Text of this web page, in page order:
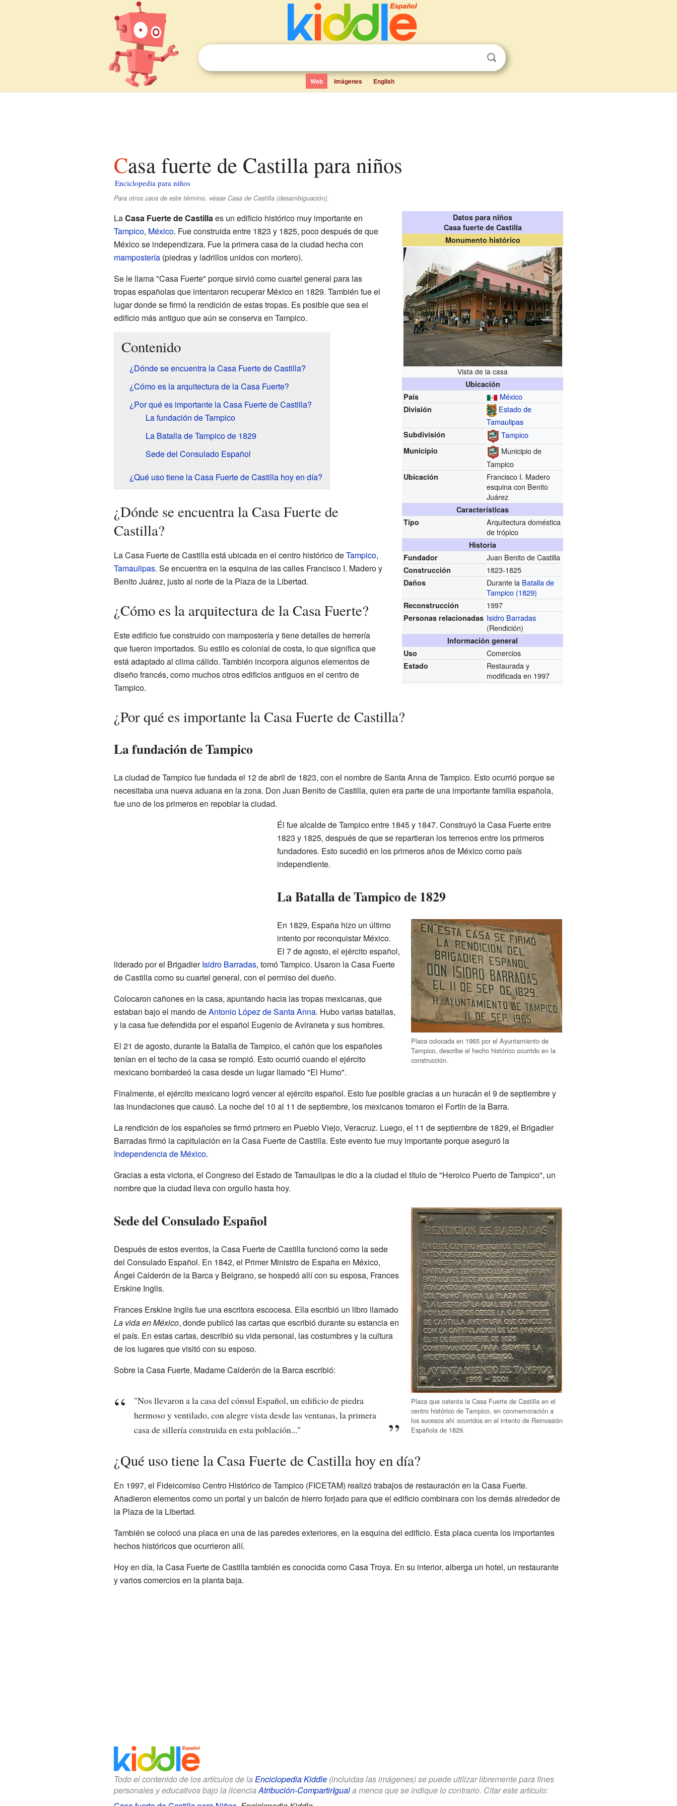
Web Imágenes English
Casa fuerte de Castilla para niños
Enciclopedia para niños
Para otros usos de este término, véase Casa de Castilla (desambiguación).
Datos para niños
Casa fuerte de Castilla
Monumento histórico
Vista de la casa
Ubicación
País
México
División
Estado de
Tamaulipas
Subdivisión Tampico
Municipio
Municipio de
Tampico
Ubicación
Francisco I. Madero
esquina con Benito
Juárez
Características
Tipo
Arquitectura doméstica
de trópico
Historia
Fundador
Juan Benito de Castilla
Construcción 1823-1825
Daños Durante la Batalla de
Tampico (1829)
Reconstrucción 1997
Personas relacionadas Isidro Barradas
(Rendición)
Información general
Uso
Comercios
Estado
Restaurada y
modificada en 1997
LaCasa Fuerte de Castillaes un edificio histórico muy importante en
Tampico, México. Fue construida entre 1823 y 1825, poco después de que
México se independizara. Fue la primera casa de la ciudad hecha con
mampostería(piedras y ladrillos unidos con mortero).
Se le llama "Casa Fuerte" porque sirvió como cuartel general para las
tropas españolas que intentaron recuperar México en 1829. También fue el
lugar donde se firmó la rendición de estas tropas. Es posible que sea el
edificio más antiguo que aún se conserva en Tampico.
Contenido
¿Dónde se encuentra la Casa Fuerte de Castilla?
¿Cómo es la arquitectura de la Casa Fuerte?
¿Por qué es importante la Casa Fuerte de Castilla?
La fundación de Tampico
La Batalla de Tampico de 1829
Sede del Consulado Español
¿Qué uso tiene la Casa Fuerte de Castilla hoy en día?
¿Dónde se encuentra la Casa Fuerte de
Castilla?
La Casa Fuerte de Castilla está ubicada en el centro histórico deTampico,
Tamaulipas. Se encuentra en la esquina de las calles Francisco I. Madero y
Benito Juárez, justo al norte de la Plaza de la Libertad.
¿Cómo es la arquitectura de la Casa Fuerte?
Este edificio fue construido con mampostería y tiene detalles de herrería
que fueron importados. Su estilo es colonial de costa, lo que significa que
está adaptado al clima cálido. También incorpora algunos elementos de
diseño francés, como muchos otros edificios antiguos en el centro de
Tampico.
¿Por qué es importante la Casa Fuerte de Castilla?
La fundación de Tampico
La ciudad de Tampico fue fundada el 12 de abril de 1823, con el nombre de Santa Anna de Tampico. Esto ocurrió porque se
necesitaba una nueva aduana en la zona. Don Juan Benito de Castilla, quien era parte de una importante familia española,
fue uno de los primeros en repoblar la ciudad.
Él fue alcalde de Tampico entre 1845 y 1847. Construyó la Casa Fuerte entre
1823 y 1825, después de que se repartieran los terrenos entre los primeros
fundadores. Esto sucedió en los primeros años de México como país
independiente.
La Batalla de Tampico de 1829
Placa colocada en 1965 por el Ayuntamiento de
Tampico, describe el hecho histórico ocurrido en la
construcción.
En 1829, España hizo un último
intento por reconquistar México.
El 7 de agosto, el ejército español,
liderado por el BrigadierIsidro Barradas, tomó Tampico. Usaron la Casa Fuerte
de Castilla como su cuartel general, con el permiso del dueño.
Colocaron cañones en la casa, apuntando hacia las tropas mexicanas, que
estaban bajo el mando deAntonio López de Santa Anna. Hubo varias batallas,
y la casa fue defendida por el español Eugenio de Aviraneta y sus hombres.
El 21 de agosto, durante la Batalla de Tampico, el cañón que los españoles
tenían en el techo de la casa se rompió. Esto ocurrió cuando el ejército
mexicano bombardeó la casa desde un lugar llamado "El Humo".
Finalmente, el ejército mexicano logró vencer al ejército español. Esto fue posible gracias a un huracán el 9 de septiembre y
las inundaciones que causó. La noche del 10 al 11 de septiembre, los mexicanos tomaron el Fortín de la Barra.
La rendición de los españoles se firmó primero en Pueblo Viejo, Veracruz. Luego, el 11 de septiembre de 1829, el Brigadier
Barradas firmó la capitulación en la Casa Fuerte de Castilla. Este evento fue muy importante porque aseguró la
Independencia de México.
Gracias a esta victoria, el Congreso del Estado de Tamaulipas le dio a la ciudad el título de "Heroico Puerto de Tampico", un
nombre que la ciudad lleva con orgullo hasta hoy.
Placa que ostenta la Casa Fuerte de Castilla en el
centro histórico de Tampico, en conmemoración a
los sucesos ahí ocurridos en el intento de Reinvasión
Española de 1829.
Sede del Consulado Español
Después de estos eventos, la Casa Fuerte de Castilla funcionó como la sede
del Consulado Español. En 1842, el Primer Ministro de España en México,
Ángel Calderón de la Barca y Belgrano, se hospedó allí con su esposa, Frances
Erskine Inglis.
Frances Erskine Inglis fue una escritora escocesa. Ella escribió un libro llamado
La vida en México, donde publicó las cartas que escribió durante su estancia en
el país. En estas cartas, describió su vida personal, las costumbres y la cultura
de los lugares que visitó con su esposo.
Sobre la Casa Fuerte, Madame Calderón de la Barca escribió:
"Nos llevaron a la casa del cónsul Español, un edificio de piedra
hermoso y ventilado, con alegre vista desde las ventanas, la primera
casa de sillería construida en esta población..."
¿Qué uso tiene la Casa Fuerte de Castilla hoy en día?
En 1997, el Fideicomiso Centro Histórico de Tampico (FICETAM) realizó trabajos de restauración en la Casa Fuerte.
Añadieron elementos como un portal y un balcón de hierro forjado para que el edificio combinara con los demás alrededor de
la Plaza de la Libertad.
También se colocó una placa en una de las paredes exteriores, en la esquina del edificio. Esta placa cuenta los importantes
hechos históricos que ocurrieron allí.
Hoy en día, la Casa Fuerte de Castilla también es conocida como Casa Troya. En su interior, alberga un hotel, un restaurante
y varios comercios en la planta baja.
Todo el contenido de los artículos de la Enciclopedia Kiddle(incluidas las imágenes) se puede utilizar libremente para fines
personales y educativos bajo la licenciaAtribución-CompartirIguala menos que se indique lo contrario. Citar este artículo: